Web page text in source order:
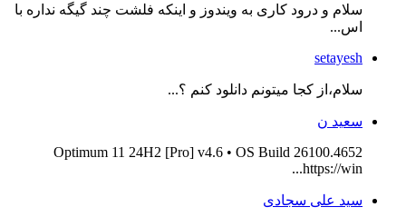
سلام و درود کاری به ویندوز و اینکه فلشت چند گیگه نداره با
اس...
setayesh
سلام،از کجا میتونم دانلود کنم ؟...
سعید ن
Optimum 11 24H2 [Pro] v4.6 • OS Build 26100.4652
https://win...
سید علی سجادی